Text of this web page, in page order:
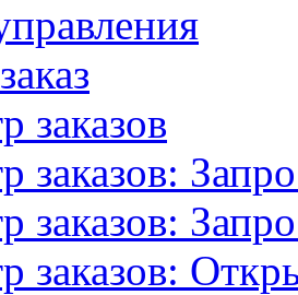
заказов
заказов:
заказов:
заказов: